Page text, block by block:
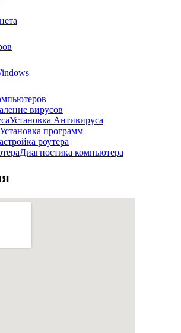
вирусов
Установка Антивируса
Установка программ
роутера
Диагностика компьютера